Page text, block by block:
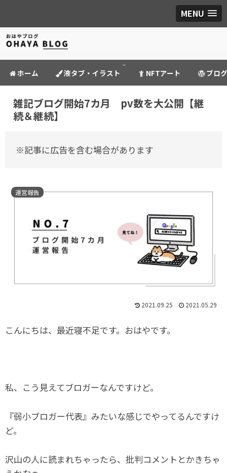
MENU
ホーム 液タブ・イラスト NFTアート ブロ
雑記ブログ開始7カ月 pv数を大公開【継
続＆継続】
※記事に広告を含む場合があります
運営報告
2021.09.25 2021.05.29
こんにちは、最近寝不足です。おはやです。
私、こう見えてブロガーなんですけど。
『弱小ブロガー代表』みたいな感じでやってるんですけ
ど。
沢山の人に読まれちゃったら、批判コメントとかきちゃ